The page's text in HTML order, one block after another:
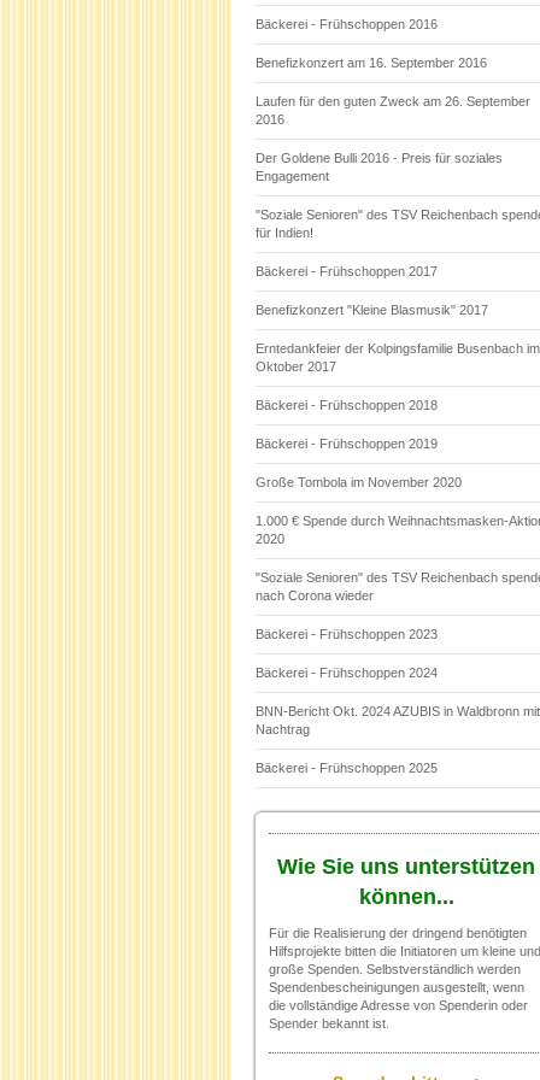
Bäckerei - Frühschoppen 2016
Benefizkonzert am 16. September 2016
Laufen für den guten Zweck am 26. September
2016
Der Goldene Bulli 2016 - Preis für soziales
Engagement
"Soziale Senioren" des TSV Reichenbach
für Indien!
Bäckerei - Frühschoppen 2017
Benefizkonzert "Kleine Blasmusik" 2017
Erntedankfeier der Kolpingsfamilie Busenbach im
Oktober 2017
Bäckerei - Frühschoppen 2018
Bäckerei - Frühschoppen 2019
Große Tombola im November 2020
1.000 € Spende durch Weihnachtsmasken-
2020
"Soziale Senioren" des TSV Reichenbach
nach Corona wieder
Bäckerei - Frühschoppen 2023
Bäckerei - Frühschoppen 2024
BNN-Bericht Okt. 2024 AZUBIS in Waldbronn mit
Nachtrag
Bäckerei - Frühschoppen 2025
Wie Sie uns unterstützen
können...
Für die Realisierung der dringend benötigten
Hilfsprojekte bitten die Initiatoren um kleine und
große Spenden. Selbstverständlich werden
Spendenbescheinigungen ausgestellt, wenn
die vollständige Adresse von Spenderin oder
Spender bekannt ist.